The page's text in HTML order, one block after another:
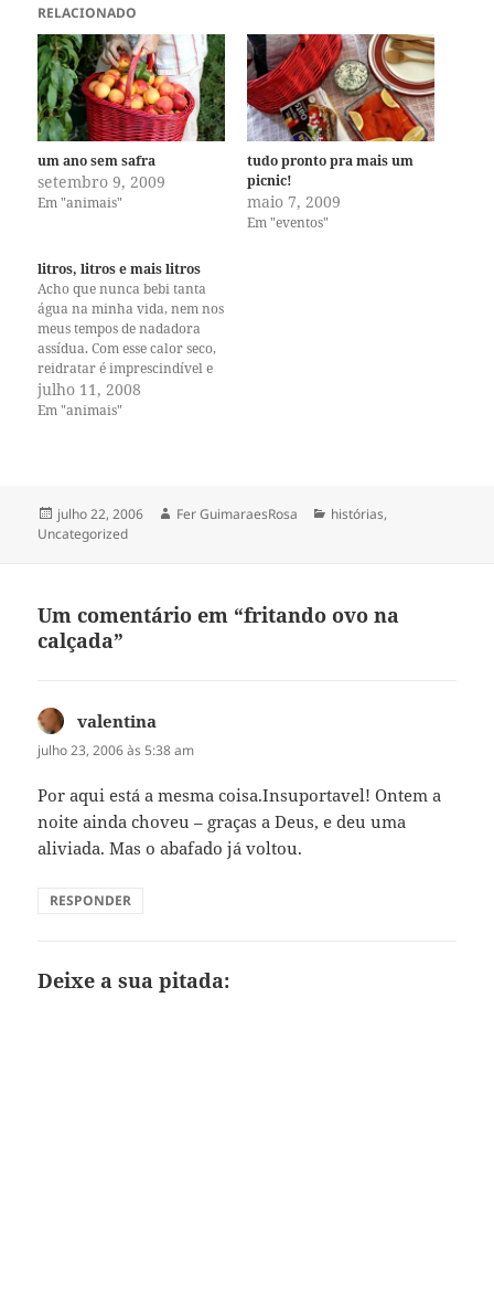
RELACIONADO
um ano sem safra
setembro 9, 2009
Em "animais"
tudo pronto pra mais um
picnic!
maio 7, 2009
Em "eventos"
litros, litros e mais litros
Acho que nunca bebi tanta
água na minha vida, nem nos
meus tempos de nadadora
assídua. Com esse calor seco,
reidratar é imprescindível e
eu acordo e durmo bebendo
água. Durante minhas horas
julho 11, 2008
Em "animais"
Publicado
em
julho 22, 2006 Autor
Fer GuimaraesRosa Categorias
histórias,
Uncategorized
Um comentário em “fritando ovo na
calçada”
valentina
julho 23, 2006 às 5:38 am
Por aqui está a mesma coisa.Insuportavel! Ontem a
noite ainda choveu – graças a Deus, e deu uma
aliviada. Mas o abafado já voltou.
RESPONDER
Deixe a sua pitada: